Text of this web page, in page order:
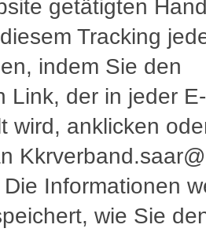
getätigten
Tracking
indem Sie den
Link, der in jeder
wird, anklicken
Informationen
wie Sie